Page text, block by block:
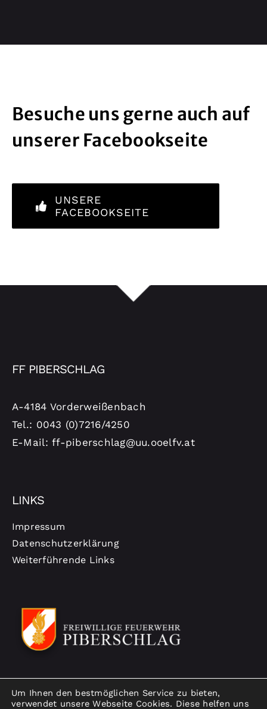
Besuche uns gerne auch auf
unserer Facebookseite
UNSERE
FACEBOOKSEITE
FF PIBERSCHLAG
A-4184 Vorderweißenbach
Tel.: 0043 (0)7216/4250
E-Mail: ff-piberschlag@uu.ooelfv.at
LINKS
Impressum
Datenschutzerklärung
Weiterführende Links
Um Ihnen den bestmöglichen Service zu bieten,
verwendet unsere Webseite Cookies. Diese helfen uns